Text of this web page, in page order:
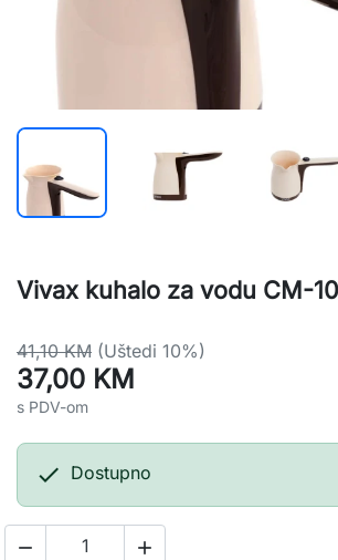
Vivax kuhalo za vodu CM-
41,10 KM (Uštedi 10%)
37,00 KM
s PDV-om
 Dostupno
 